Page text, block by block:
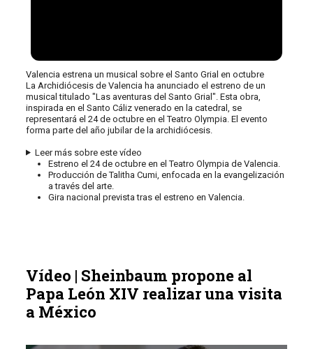
Valencia estrena un musical sobre el Santo Grial en octubre
La Archidiócesis de Valencia ha anunciado el estreno de un
musical titulado "Las aventuras del Santo Grial". Esta obra,
inspirada en el Santo Cáliz venerado en la catedral, se
representará el 24 de octubre en el Teatro Olympia. El evento
forma parte del año jubilar de la archidiócesis.
Leer más sobre este vídeo
Estreno el 24 de octubre en el Teatro Olympia de Valencia.
Producción de Talitha Cumi, enfocada en la evangelización
a través del arte.
Gira nacional prevista tras el estreno en Valencia.
Vídeo | Sheinbaum propone al
Papa León XIV realizar una visita
a México